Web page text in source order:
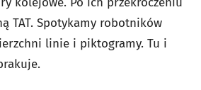
TAT. Spotykamy robotników
linie i piktogramy. Tu i